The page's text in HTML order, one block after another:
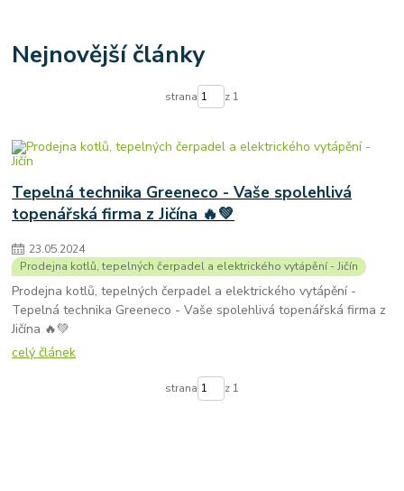
Tepelné čerpadlo R290
tepelná čerpadla prodej
5. emisní třída kotle po 2024
výměna kotle
instalace podlahového vytápění
teplovodní podlahové topení
instalace elektrického podlahového vytápění
Nejnovější články
strana z 1
Tepelná technika Greeneco - Vaše spolehlivá
topenářská firma z Jičína 🔥💚
23.05.2024
Prodejna kotlů, tepelných čerpadel a elektrického vytápění - Jičín
Prodejna kotlů, tepelných čerpadel a elektrického vytápění -
Tepelná technika Greeneco - Vaše spolehlivá topenářská firma z
Jičína 🔥💚
celý článek
strana z 1